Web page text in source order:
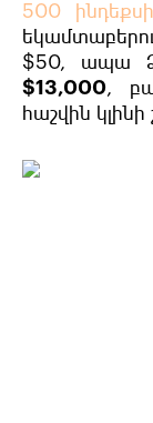
500 ինդեքսի
$50, ապա
$13,000,
հաշվին կլինի